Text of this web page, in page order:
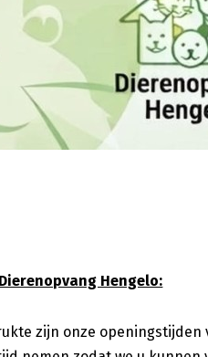
Dierenopvang Hengelo:
zijn onze